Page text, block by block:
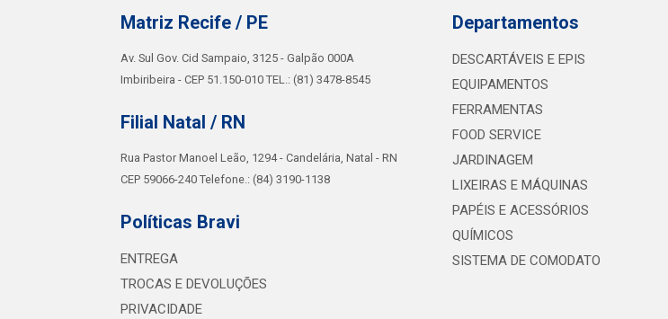
Matriz Recife / PE
Av. Sul Gov. Cid Sampaio, 3125 - Galpão 000A
Imbiribeira - CEP 51.150-010 TEL.: (81) 3478-8545
Filial Natal / RN
Rua Pastor Manoel Leão, 1294 - Candelária, Natal - RN
CEP 59066-240 Telefone.: (84) 3190-1138
Políticas Bravi
ENTREGA
TROCAS E DEVOLUÇÕES
PRIVACIDADE
Departamentos
DESCARTÁVEIS E EPIS
EQUIPAMENTOS
FERRAMENTAS
FOOD SERVICE
JARDINAGEM
LIXEIRAS E MÁQUINAS
PAPÉIS E ACESSÓRIOS
QUÍMICOS
SISTEMA DE COMODATO